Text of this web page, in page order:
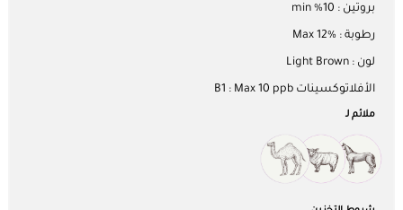
بروتين : 10% min
رطوبة : Max 12%
لون : Light Brown
الأفلاتوكسينات B1 : Max 10 ppb
ملائم لـ